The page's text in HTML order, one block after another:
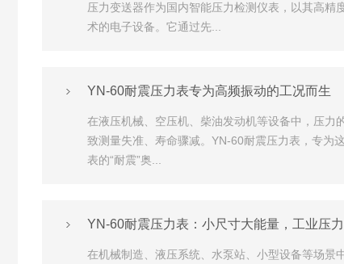
压力变送器作为国内智能压力检测仪表，以其高
术的电子设备。它通过先...
YN-60耐震压力表专为高频振动的工况而生
在液压机械、空压机、柴油发动机等设备中，压力
致测量失准、寿命骤减。YN-60耐震压力表，专为
表的“耐震”奥...
YN-60耐震压力表：小尺寸大能量，工业压力
在机械制造、液压系统、水泵站、小型设备等场景